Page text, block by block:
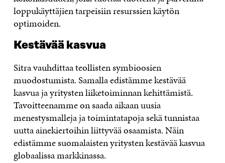
loppukäyttäjien tarpeisiin resurssien käytön
optimoiden.
Kestävää kasvua
Sitra vauhdittaa teollisten symbioosien
muodostumista. Samalla edistämme kestävää
kasvua ja yritysten liiketoiminnan kehittämistä.
Tavoitteenamme on saada aikaan uusia
menestysmalleja ja toimintatapoja sekä tunnistaa
uutta ainekiertoihin liittyvää osaamista. Näin
edistämme suomalaisten yritysten kestävää kasvua
globaalissa markkinassa.